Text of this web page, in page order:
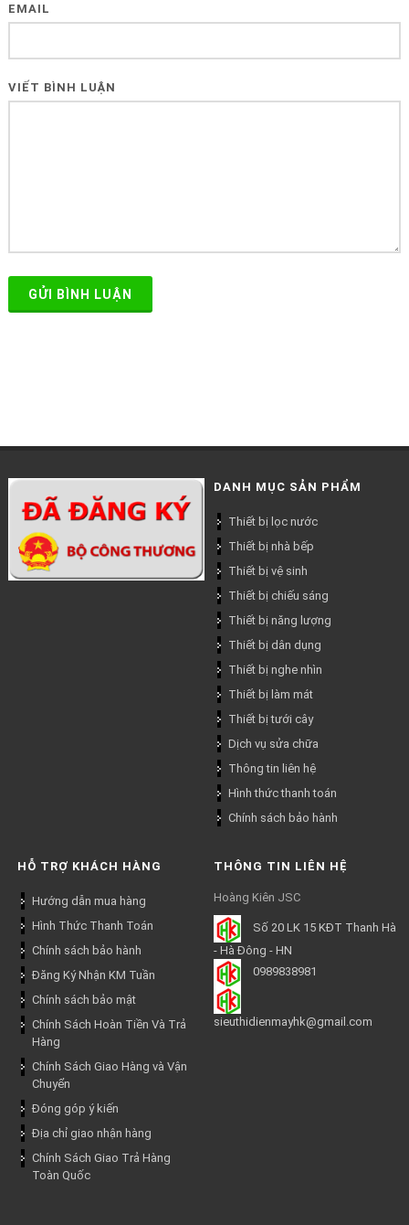
EMAIL
VIẾT BÌNH LUẬN
GỬI BÌNH LUẬN
DANH MỤC SẢN PHẨM
Thiết bị lọc nước
Thiết bị nhà bếp
Thiết bị vệ sinh
Thiết bị chiếu sáng
Thiết bị năng lượng
Thiết bị dân dụng
Thiết bị nghe nhìn
Thiết bị làm mát
Thiết bị tưới cây
Dịch vụ sửa chữa
Thông tin liên hệ
Hình thức thanh toán
Chính sách bảo hành
HỖ TRỢ KHÁCH HÀNG
Hướng dẫn mua hàng
Hình Thức Thanh Toán
Chính sách bảo hành
Đăng Ký Nhận KM Tuần
Chính sách bảo mật
Chính Sách Hoàn Tiền Và Trả
Hàng
Chính Sách Giao Hàng và Vận
Chuyển
Đóng góp ý kiến
Địa chỉ giao nhận hàng
Chính Sách Giao Trả Hàng
Toàn Quốc
THÔNG TIN LIÊN HỆ
Hoàng Kiên JSC
Số 20 LK 15 KĐT Thanh Hà
- Hà Đông - HN
0989838981
sieuthidienmayhk@gmail.com